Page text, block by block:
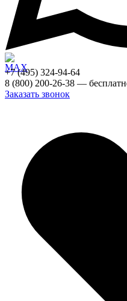
+7 (495) 324-94-64
8 (800) 200-26-38 —
Заказать звонок